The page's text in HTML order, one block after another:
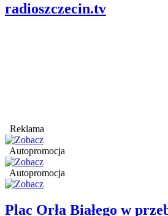
radioszczecin.tv
Reklama
Autopromocja
Autopromocja
Plac Orła Białego w